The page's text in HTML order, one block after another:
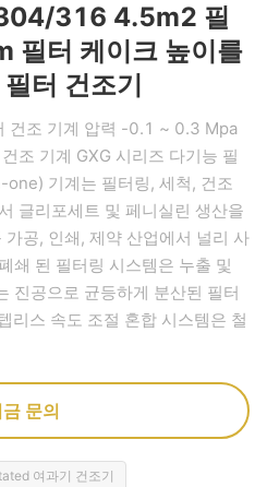
316 4.5m2 필
필터 케이크 높이를
터 건조기
건조 기계 압력 -0.1 ~ 0.3 Mpa
조 기계 GXG 시리즈 다기능 필
기계는 필터링, 세척, 건조
글리포세트 및 페니실린 생산을
공, 인쇄, 제약 산업에서 널리 사
쇄 된 필터링 시스템은 누출 및
진공으로 균등하게 분산된 필터
리스 속도 조절 혼합 시스템은 철
문의
여과기 건조기